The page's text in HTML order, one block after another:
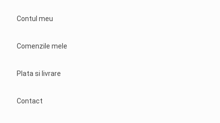
Contul meu
Comenzile mele
Plata si livrare
Contact